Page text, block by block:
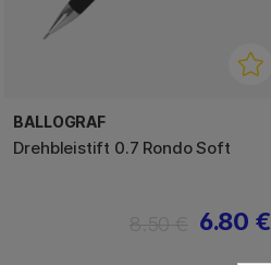
BALLOGRAF
Drehbleistift 0.7 Rondo Soft
6.80 €